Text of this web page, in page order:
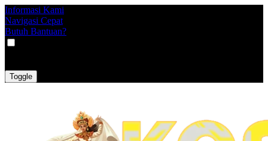
Informasi Kami
Navigasi Cepat
Butuh Bantuan?
Toggle